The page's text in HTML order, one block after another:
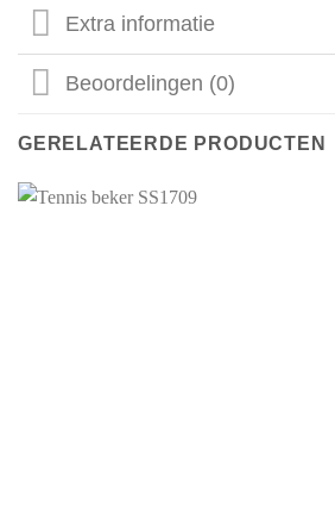
Extra informatie
Beoordelingen (0)
GERELATEERDE PRODUCTEN